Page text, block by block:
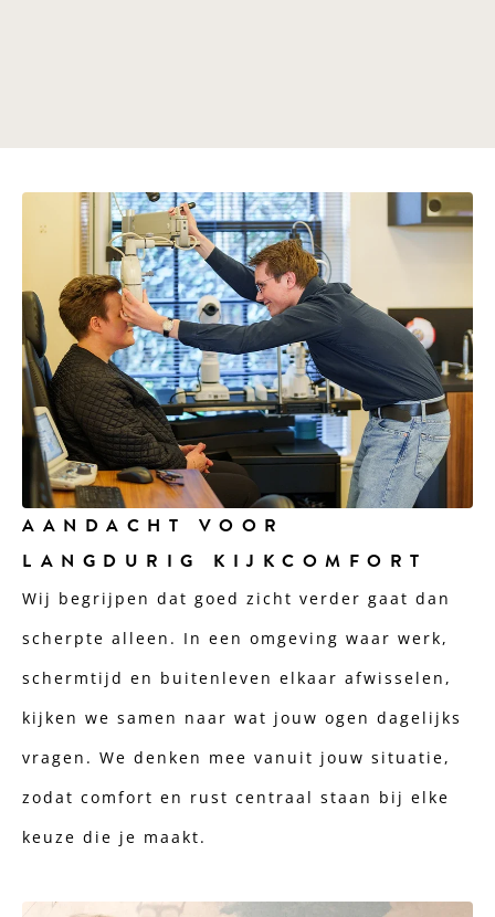
AANDACHT VOOR
LANGDURIG KIJKCOMFORT
Wij begrijpen dat goed zicht verder gaat dan
scherpte alleen. In een omgeving waar werk,
schermtijd en buitenleven elkaar afwisselen,
kijken we samen naar wat jouw ogen dagelijks
vragen. We denken mee vanuit jouw situatie,
zodat comfort en rust centraal staan bij elke
keuze die je maakt.